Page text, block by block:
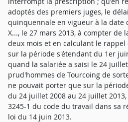
adoptés des premiers juges, le
quinquennale en vigueur à la date
X..., le 27 mars 2013, à compter de
deux mois et en calculant le
sur la période s'étendant du 1er
quand la salariée a saisi le 24
prud'hommes de Tourcoing de
ne pouvait porter que sur la
du 24 juillet 2008 au 24 juillet
3245-1 du code du travail dans sa
loi du 14 juin 2013.